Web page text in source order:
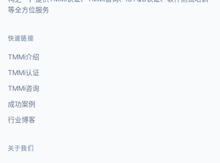
等全方位服务
快速链接
TMMi介绍
TMMi认证
TMMi咨询
成功案例
行业博客
关于我们